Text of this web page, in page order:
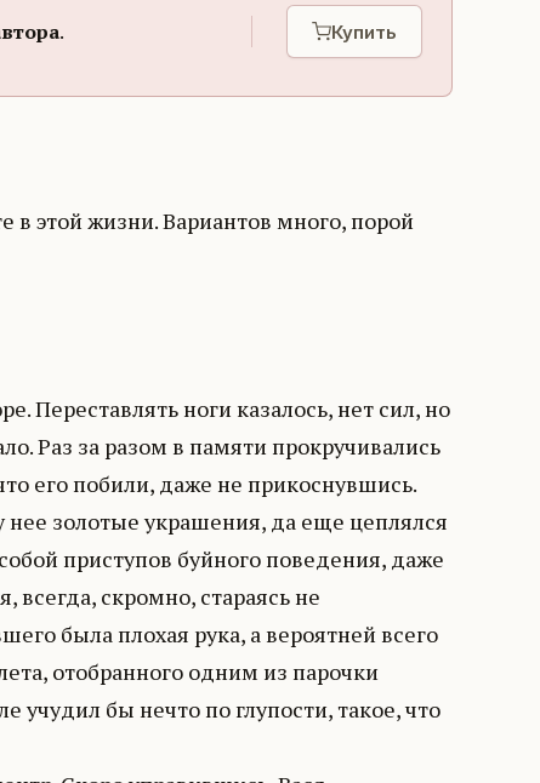
. Купить
в этой жизни. Вариантов много, порой
Переставлять ноги казалось, нет сил, но
Раз за разом в памяти прокручивались
его побили, даже не прикоснувшись.
нее золотые украшения, да еще цеплялся
приступов буйного поведения, даже
всегда, скромно, стараясь не
была плохая рука, а вероятней всего
отобранного одним из парочки
учудил бы нечто по глупости, такое, что